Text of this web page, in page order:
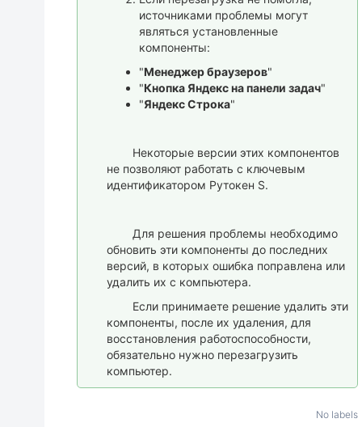
источниками проблемы могут
являться установленные
компоненты:
"Менеджер браузеров"
"Кнопка Яндекс на панели задач"
"Яндекс Строка"
Некоторые версии этих компонентов
не позволяют работать с ключевым
идентификатором Рутокен S.
Для решения проблемы необходимо
обновить эти компоненты до последних
версий, в которых ошибка поправлена или
удалить их с компьютера.
Если принимаете решение удалить эти
компоненты, после их удаления, для
восстановления работоспособности,
обязательно нужно перезагрузить
компьютер.
No labels